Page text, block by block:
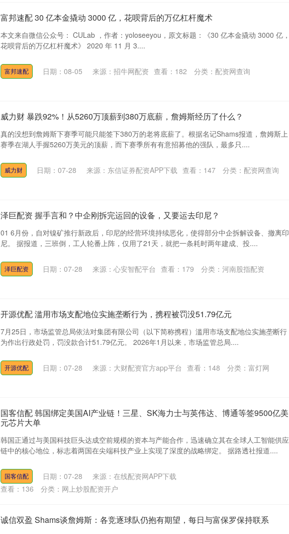
富邦速配 30 亿本金撬动 3000 亿，花呗背后的万亿杠杆魔术
本文来自微信公众号： CULab ，作者：yoloseeyou，原文标题：《30 亿本金撬动 3000 亿，
花呗背后的万亿杠杆魔术》 2020 年 11 月 3....
富邦速配 日期：08-05 来源：招牛网配资 查看： 182 分类： 配资网查询
威力财 暴跌92%！从5260万顶薪到380万底薪，詹姆斯经历了什么？
真的没想到詹姆斯下赛季可能只能签下380万的老将底薪了。根据名记Shams报道，詹姆斯上
赛季在湖人手握5260万美元的顶薪，而下赛季所有有意招募他的强队，最多只....
威力财 日期：07-28 来源：东信证券配资APP下载 查看： 147 分类： 配资网查询
泽巨配资 握手言和？中企刚拆完运回的设备，又要运去印尼？
01 6月份，自对镍矿推行新政后，印尼的经营环境持续恶化，使得部分中企拆解设备、撤离印
尼。 据报道，三班倒，工人轮番上阵，仅用了21天，就把一条耗时两年建成、投....
泽巨配资 日期：07-28 来源：心安智配平台 查看： 179 分类： 河南股指配资
开源优配 滥用市场支配地位实施垄断行为，携程被罚没51.79亿元
7月25日，市场监管总局依法对集团有限公司（以下简称携程）滥用市场支配地位实施垄断行
为作出行政处罚，罚没款合计51.79亿元。 2026年1月以来，市场监管总局....
开源优配 日期：07-28 来源：大财配资官方app平台 查看： 148 分类： 富灯网
国客信配 韩国绑定美国AI产业链！三星、SK海力士与英伟达、博通等签9500亿美
元芯片大单
韩国正通过与美国科技巨头达成空前规模的资本与产能合作，迅速确立其在全球人工智能供应
链中的核心地位，标志着两国在尖端科技产业上实现了深度的战略绑定。 据路透社报道....
国客信配 日期：07-28
来源：在线配资网APP下载
查看： 136 分类： 网上炒股配资开户
诚信双盈 Shams谈詹姆斯：各竞逐球队仍抱有期望，每日与富保罗保持联系